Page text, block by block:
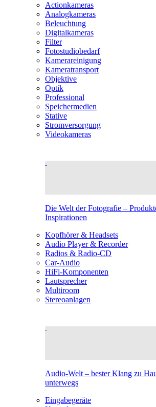
Actionkameras
Analogkameras
Beleuchtung
Digitalkameras
Filter
Fotostudiobedarf
Kamerareinigung
Kameratransport
Objektive
Optik
Professional
Speichermedien
Stative
Stromversorgung
Videokameras
Die Welt der Fotografie –
Inspirationen
Kopfhörer & Headsets
Audio Player & Recorder
Radios & Radio-CD
Car-Audio
HiFi-Komponenten
Lautsprecher
Multiroom
Stereoanlagen
Audio-Welt – bester Klang zu
unterwegs
Eingabegeräte